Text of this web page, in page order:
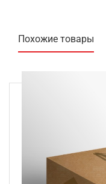
Похожие товары